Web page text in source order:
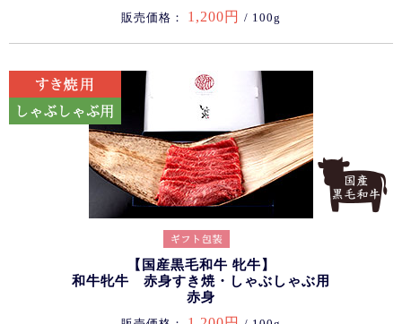
販売価格： 1,200円 / 100g
【国産黒毛和牛 牝牛】
和牛牝牛 赤身すき焼・しゃぶしゃぶ用
赤身